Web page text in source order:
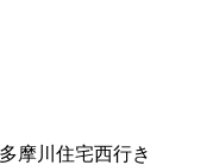
摩川住宅西行き